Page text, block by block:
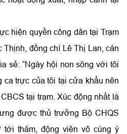
hiện quyền công dân tại Trạm
đồng chí Lê Thị Lan, cán
sẻ: “Ngày hội non sông với tôi
ca trực của tôi tại cửa khẩu nên
tại trạm. Xúc động nhất là
được thủ trưởng Bộ CHQS
thăm, động viên vô cùng ý